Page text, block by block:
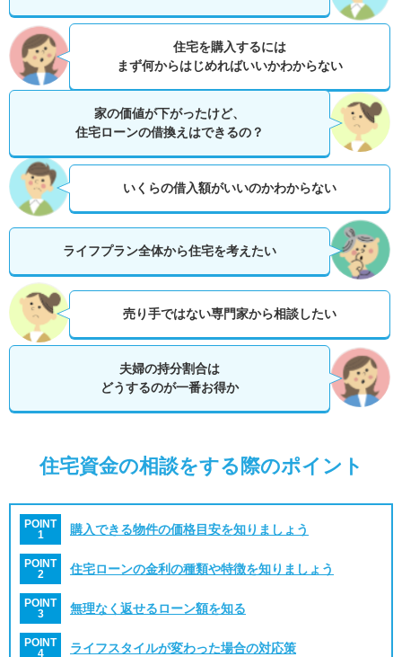
住宅を購入するには
まず何からはじめればいいかわからない
家の価値が下がったけど、
住宅ローンの借換えはできるの？
いくらの借入額がいいのかわからない
ライフプラン全体から住宅を考えたい
売り手ではない専門家から相談したい
夫婦の持分割合は
どうするのが一番お得か
住宅資金の相談をする際のポイント
POINT
1
購入できる物件の価格目安を知りましょう
POINT
2
住宅ローンの金利の種類や特徴を知りましょう
POINT
3
無理なく返せるローン額を知る
POINT
4
ライフスタイルが変わった場合の対応策